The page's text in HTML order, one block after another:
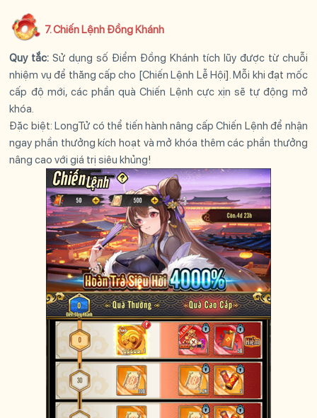
7. Chiến Lệnh Đồng Khánh
Quy tắc:Sử dụng số Điểm Đồng Khánh tích lũy được từ chuỗi
nhiệm vụ để thăng cấp cho [Chiến Lệnh Lễ Hội]. Mỗi khi đạt mốc
cấp độ mới, các phần quà Chiến Lệnh cực xịn sẽ tự động mở
khóa.
Đặc biệt: LongTử có thể tiến hành nâng cấp Chiến Lệnh để nhận
ngay phần thưởng kích hoạt và mở khóa thêm các phần thưởng
nâng cao với giá trị siêu khủng!